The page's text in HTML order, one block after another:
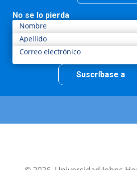
No se lo pierda
Suscríbase a